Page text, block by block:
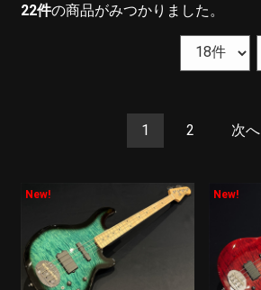
22件の商品がみつかりました。
1 2 次へ
New! New!